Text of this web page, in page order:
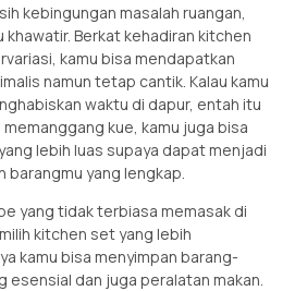
kebingungan masalah ruangan,
khawatir. Berkat kehadiran kitchen
kamu bisa mendapatkan
namun tetap cantik. Kalau kamu
waktu di dapur, entah itu
kue, kamu juga bisa
lebih luas supaya dapat menjadi
yang lengkap.
yang tidak terbiasa memasak di
kitchen set yang lebih
kamu bisa menyimpan barang-
esensial dan juga peralatan makan.